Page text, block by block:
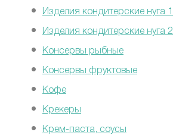
Изделия кондитерские нуга 1
Изделия кондитерские нуга 2
Консервы рыбные
Консервы фруктовые
Кофе
Крекеры
Крем-паста, соусы